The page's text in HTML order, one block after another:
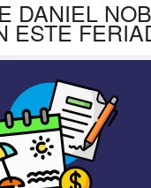
DANIEL
ESTE